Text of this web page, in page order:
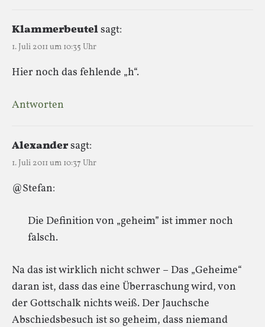
Klammerbeutelsagt:
1. Juli 2011 um 10:35 Uhr
Hier noch das fehlende „h“.
Antworten
Alexandersagt:
1. Juli 2011 um 10:37 Uhr
@Stefan:
Die Definition von „geheim” ist immer noch
falsch.
Na das ist wirklich nicht schwer – Das „Geheime“
daran ist, dass das eine Überraschung wird, von
der Gottschalk nichts weiß. Der Jauchsche
Abschiedsbesuch ist so geheim, dass niemand